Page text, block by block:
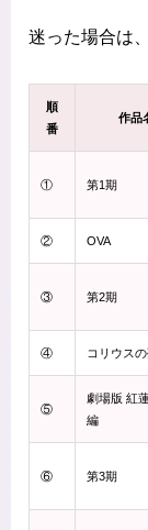
迷った場合は
順
番
作品
① 第1期
② OVA
③ 第2期
④ コリウス
⑤
劇場版 紅
編
⑥ 第3期